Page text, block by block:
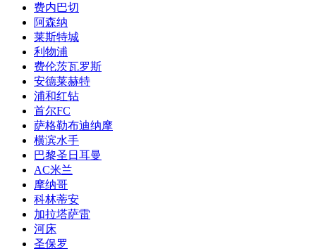
费内巴切
阿森纳
莱斯特城
利物浦
费伦茨瓦罗斯
安德莱赫特
浦和红钻
首尔FC
萨格勒布迪纳摩
横滨水手
巴黎圣日耳曼
AC米兰
摩纳哥
科林蒂安
加拉塔萨雷
河床
圣保罗